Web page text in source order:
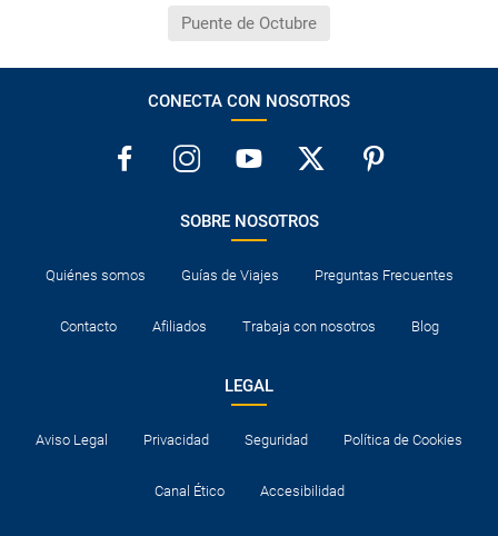
Puente de Octubre
CONECTA CON NOSOTROS
SOBRE NOSOTROS
Quiénes somos Guías de Viajes Preguntas Frecuentes
Contacto Afiliados Trabaja con nosotros Blog
LEGAL
Aviso Legal Privacidad Seguridad Política de Cookies
Canal Ético Accesibilidad